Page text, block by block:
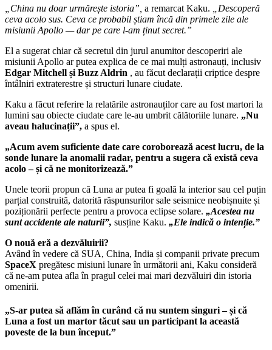
„China nu doar urmărește istoria”, a remarcat Kaku.
„Descoperă
ceva acolo sus. Ceva ce probabil știam încă din primele zile ale
misiunii Apollo — dar pe care l-am ținut secret.”
El a sugerat chiar că secretul din jurul anumitor descoperiri ale
misiunii Apollo ar putea explica de ce mai mulți astronauți, inclusiv
Edgar Mitchell și Buzz Aldrin , au făcut declarații criptice despre
întâlniri extraterestre și structuri lunare ciudate.
Kaku a făcut referire la relatările astronauților care au fost martori la
lumini sau obiecte ciudate care le-au umbrit călătoriile lunare. „Nu
aveau halucinații”, a spus el.
„Acum avem suficiente date care coroborează acest lucru, de la
sonde lunare la anomalii radar, pentru a sugera că există ceva
acolo – și că ne monitorizează.”
Unele teorii propun că Luna ar putea fi goală la interior sau cel puțin
parțial construită, datorită răspunsurilor sale seismice neobișnuite și
poziționării perfecte pentru a provoca eclipse solare. „Acestea nu
sunt accidente ale naturii”, susține Kaku. „Ele indică o intenție.”
O nouă eră a dezvăluirii?
Având în vedere că SUA, China, India și companii private precum
SpaceX pregătesc misiuni lunare în următorii ani, Kaku consideră
că ne-am putea afla în pragul celei mai mari dezvăluiri din istoria
omenirii.
„S-ar putea să aflăm în curând că nu suntem singuri – și că
Luna a fost un martor tăcut sau un participant la această
poveste de la bun început.”